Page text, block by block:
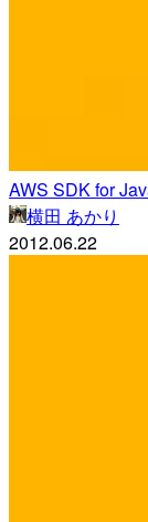
AWS SDK for
横田 あかり
2012.06.22